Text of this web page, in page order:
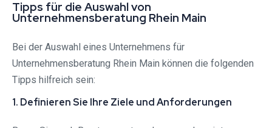
Tipps für die Auswahl von
Unternehmensberatung Rhein Main
Bei der Auswahl eines Unternehmens für
Unternehmensberatung Rhein Main können die folgenden
Tipps hilfreich sein:
1. Definieren Sie Ihre Ziele und Anforderungen